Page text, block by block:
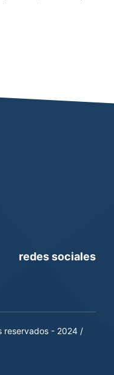
redes sociales
reservados - 2024 /